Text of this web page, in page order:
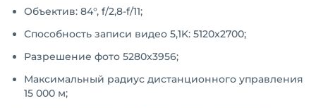
Объектив: 84°, f/2,8-f/11;
Способность записи видео 5,1K: 5120x2700;
Разрешение фото 5280x3956;
Максимальный радиус дистанционного управления
15 000 м;